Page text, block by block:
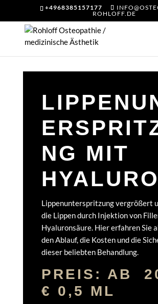
+4968385157177
ROHLOFF.DE
NG MIT
Lippenunterspritzung vergrößert
die Lippen durch Injektion von
Hyaluronsäure. Hier erfahren Sie
den Ablauf, die Kosten und die
dieser beliebten Behandlung.
PREIS: AB
€ 0,5 ML